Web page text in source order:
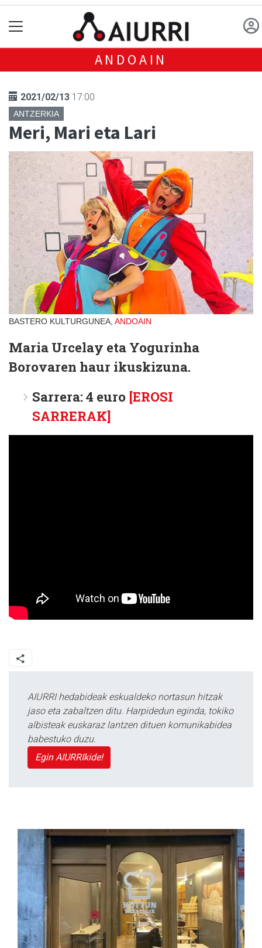
ANDOAIN
2021/02/13 17:00
ANTZERKIA
Meri, Mari eta Lari
BASTERO KULTURGUNEA, ANDOAIN
Maria Urcelay eta Yogurinha
Borovaren haur ikuskizuna.
Sarrera: 4 euro [EROSI
SARRERAK]
AIURRI hedabideak eskualdeko nortasun hitzak
jaso eta zabaltzen ditu. Harpidedun eginda, tokiko
albisteak euskaraz lantzen dituen komunikabidea
babestuko duzu.
Egin AIURRIkide!